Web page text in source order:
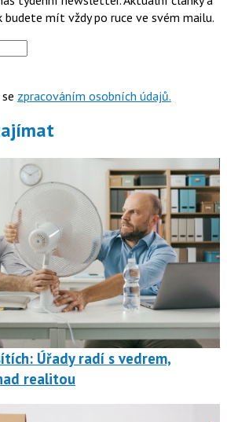
mít vždy po ruce ve svém mailu.
zpracováním osobních údajů.
Úřady radí s vedrem,
realitou